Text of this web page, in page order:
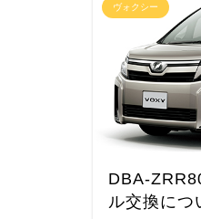
ヴォクシー
DBA-
ル交換につ